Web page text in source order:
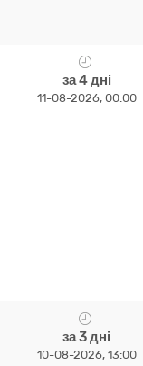
за 4 дні
11-08-2026, 00:00
за 3 дні
10-08-2026, 13:00